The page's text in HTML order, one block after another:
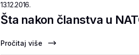
13.12.2016.
Šta nakon članstva u
Pročitaj više